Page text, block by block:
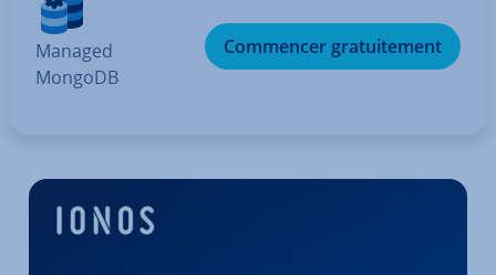
Managed
MongoDB
Commencer gra­tui­te­ment